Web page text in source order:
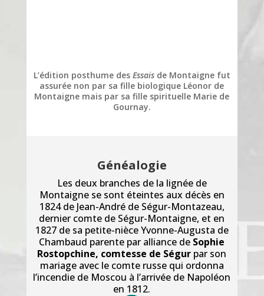
L’édition posthume des Essaisde Montaigne fut
assurée non par sa fille biologique Léonor de
Montaigne mais par sa fille spirituelle Marie de
Gournay.
Généalogie
Les deux branches de la lignée de
Montaigne se sont éteintes aux décès en
1824 de Jean-André de Ségur-Montazeau,
dernier comte de Ségur-Montaigne, et en
1827 de sa petite-nièce Yvonne-Augusta de
Chambaud parente par alliance de Sophie
Rostopchine, comtesse de Ségur par son
mariage avec le comte russe qui ordonna
l’incendie de Moscou à l’arrivée de Napoléon
en 1812.